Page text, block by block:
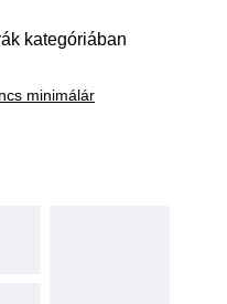
kategóriában
minimálár